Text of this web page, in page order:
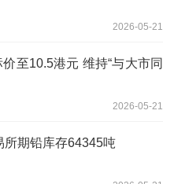
2026-05-21
至10.5港元 维持“与大市同
2026-05-21
所期铅库存64345吨